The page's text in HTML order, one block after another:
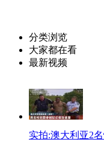
分类浏览
大家都在看
最新视频
实拍:澳大利亚2